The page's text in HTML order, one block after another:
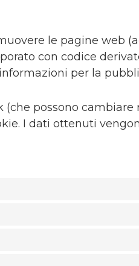
le pagine web
con codice
per la
possono
I dati ottenuti